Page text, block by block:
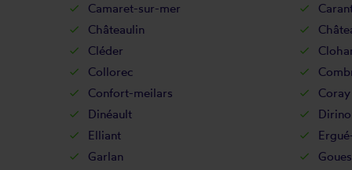
Camaret-sur-mer
Châteaulin
Cléder
Collorec
Confort-meilars
Coray
Dinéault
Elliant
Garlan